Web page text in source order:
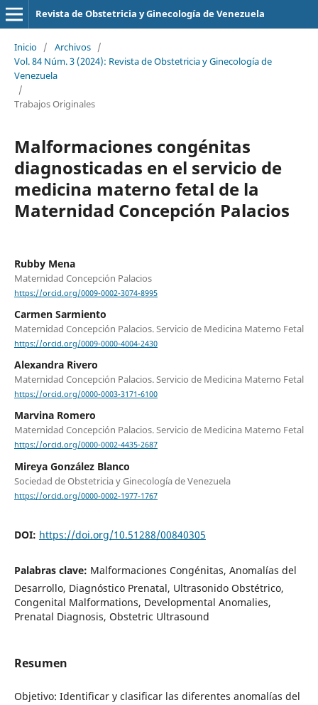
Revista de Obstetricia y Ginecología de Venezuela
Inicio / Archivos /
Vol. 84 Núm. 3 (2024): Revista de Obstetricia y Ginecología de
Venezuela
/
Trabajos Originales
Malformaciones congénitas
diagnosticadas en el servicio de
medicina materno fetal de la
Maternidad Concepción Palacios
Rubby Mena
Maternidad Concepción Palacios
https://orcid.org/0009-0002-3074-8995
Carmen Sarmiento
Maternidad Concepción Palacios. Servicio de Medicina Materno Fetal
https://orcid.org/0009-0000-4004-2430
Alexandra Rivero
Maternidad Concepción Palacios. Servicio de Medicina Materno Fetal
https://orcid.org/0000-0003-3171-6100
Marvina Romero
Maternidad Concepción Palacios. Servicio de Medicina Materno Fetal
https://orcid.org/0000-0002-4435-2687
Mireya González Blanco
Sociedad de Obstetricia y Ginecología de Venezuela
https://orcid.org/0000-0002-1977-1767
DOI: https://doi.org/10.51288/00840305
Palabras clave: Malformaciones Congénitas, Anomalías del
Desarrollo, Diagnóstico Prenatal, Ultrasonido Obstétrico,
Congenital Malformations, Developmental Anomalies,
Prenatal Diagnosis, Obstetric Ultrasound
Resumen
Objetivo: Identificar y clasificar las diferentes anomalías del